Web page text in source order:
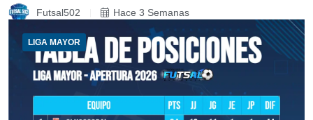
Futsal502 Hace 3 Semanas
LIGA MAYOR